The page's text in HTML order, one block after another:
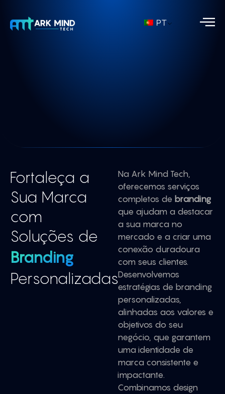
PT
Fortaleça a
Sua Marca
com
Soluções de
Branding
Personalizadas
Na Ark Mind Tech,
oferecemos serviços
completos de branding
que ajudam a destacar
a sua marca no
mercado e a criar uma
conexão duradoura
com seus clientes.
Desenvolvemos
estratégias de branding
personalizadas,
alinhadas aos valores e
objetivos do seu
negócio, que garantem
uma identidade de
marca consistente e
impactante.
Combinamos design